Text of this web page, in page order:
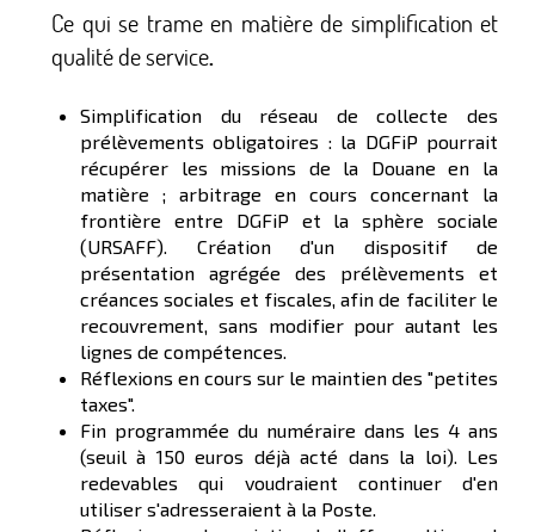
Ce qui se trame en matière de simplification et
qualité de service.
Simplification du réseau de collecte des
prélèvements obligatoires : la DGFiP pourrait
récupérer les missions de la Douane en la
matière ; arbitrage en cours concernant la
frontière entre DGFiP et la sphère sociale
(URSAFF). Création d'un dispositif de
présentation agrégée des prélèvements et
créances sociales et fiscales, afin de faciliter le
recouvrement, sans modifier pour autant les
lignes de compétences.
Réflexions en cours sur le maintien des "petites
taxes".
Fin programmée du numéraire dans les 4 ans
(seuil à 150 euros déjà acté dans la loi). Les
redevables qui voudraient continuer d'en
utiliser s'adresseraient à la Poste.